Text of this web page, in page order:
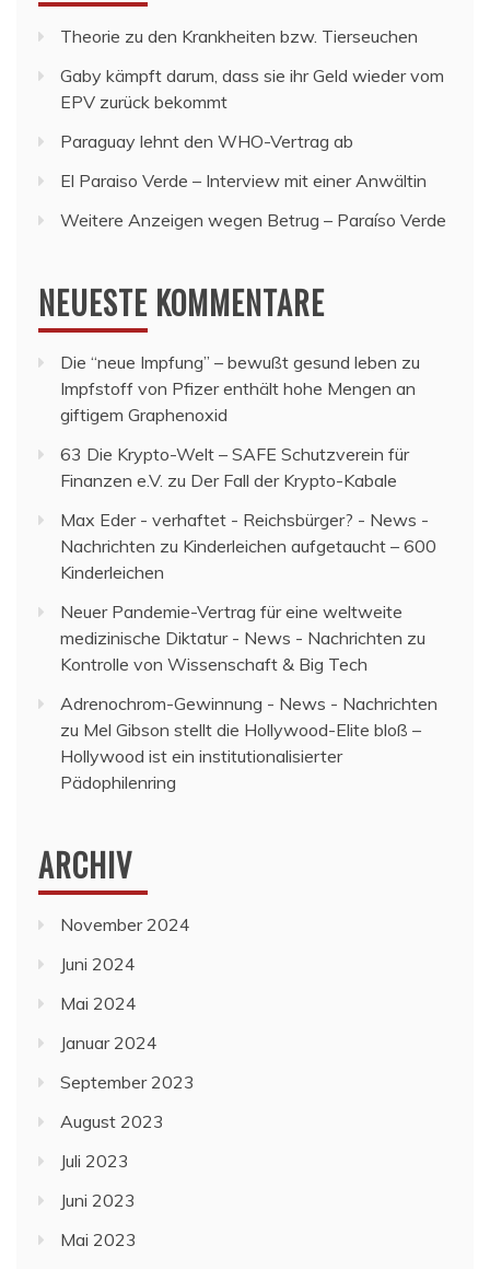
Theorie zu den Krankheiten bzw. Tierseuchen
Gaby kämpft darum, dass sie ihr Geld wieder vom
EPV zurück bekommt
Paraguay lehnt den WHO-Vertrag ab
El Paraiso Verde – Interview mit einer Anwältin
Weitere Anzeigen wegen Betrug – Paraíso Verde
NEUESTE KOMMENTARE
Die “neue Impfung” – bewußt gesund leben zu
Impfstoff von Pfizer enthält hohe Mengen an
giftigem Graphenoxid
63 Die Krypto-Welt – SAFE Schutzverein für
Finanzen e.V. zu Der Fall der Krypto-Kabale
Max Eder - verhaftet - Reichsbürger? - News -
Nachrichten zu Kinderleichen aufgetaucht – 600
Kinderleichen
Neuer Pandemie-Vertrag für eine weltweite
medizinische Diktatur - News - Nachrichten zu
Kontrolle von Wissenschaft & Big Tech
Adrenochrom-Gewinnung - News - Nachrichten
zu Mel Gibson stellt die Hollywood-Elite bloß –
Hollywood ist ein institutionalisierter
Pädophilenring
ARCHIV
November 2024
Juni 2024
Mai 2024
Januar 2024
September 2023
August 2023
Juli 2023
Juni 2023
Mai 2023